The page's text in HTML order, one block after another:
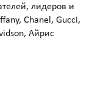
лидеров и
Chanel, Gucci,
Айрис